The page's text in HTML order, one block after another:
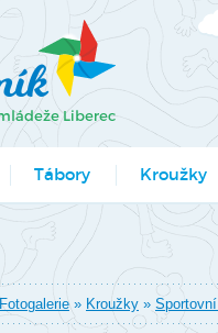
Tábory Kroužky
Jak se
Formuláře
Fotogalerie » Kroužky »